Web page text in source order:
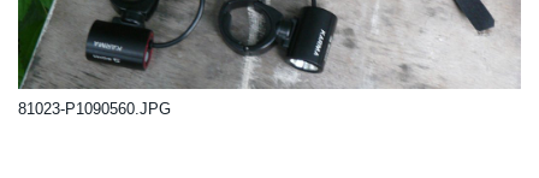
81023-P1090560.JPG